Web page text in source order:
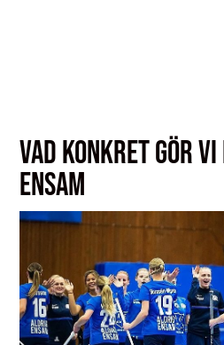
VAD KONKRET GÖR
ENSAM